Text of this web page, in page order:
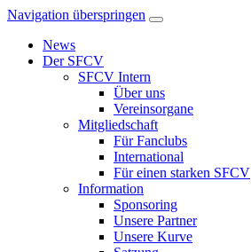
Navigation überspringen
News
Der SFCV
SFCV Intern
Über uns
Vereinsorgane
Mitgliedschaft
Für Fanclubs
International
Für einen starken SFCV
Information
Sponsoring
Unsere Partner
Unsere Kurve